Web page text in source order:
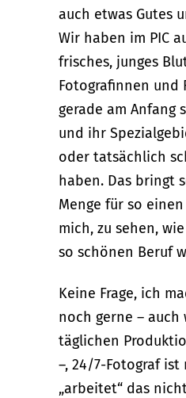
auch etwas Gutes
Wir haben im PIC
frisches, junges
Fotografinnen und
gerade am Anfang
und ihr
oder tatsächlich
haben. Das bringt
Menge für so
mich, zu sehen,
so schönen Beruf
Keine Frage, ich
noch gerne –
täglichen
–, 24/7-Fotograf ist
„arbeitet“ das